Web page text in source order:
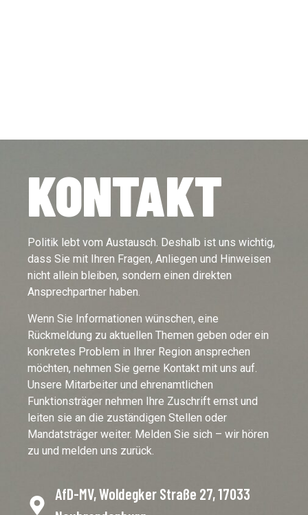
KONTAKT
Politik lebt vom Austausch. Deshalb ist uns wichtig,
dass Sie mit Ihren Fragen, Anliegen und Hinweisen
nicht allein bleiben, sondern einen direkten
Ansprechpartner haben.
Wenn Sie Informationen wünschen, eine
Rückmeldung zu aktuellen Themen geben oder ein
konkretes Problem in Ihrer Region ansprechen
möchten, nehmen Sie gerne Kontakt mit uns auf.
Unsere Mitarbeiter und ehrenamtlichen
Funktionsträger nehmen Ihre Zuschrift ernst und
leiten sie an die zuständigen Stellen oder
Mandatsträger weiter. Melden Sie sich – wir hören
zu und melden uns zurück.
AfD-MV, Woldegker Straße 27, 17033